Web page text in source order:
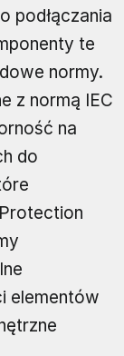
podłączania
te
normy.
z normą IEC
na
do
elementów